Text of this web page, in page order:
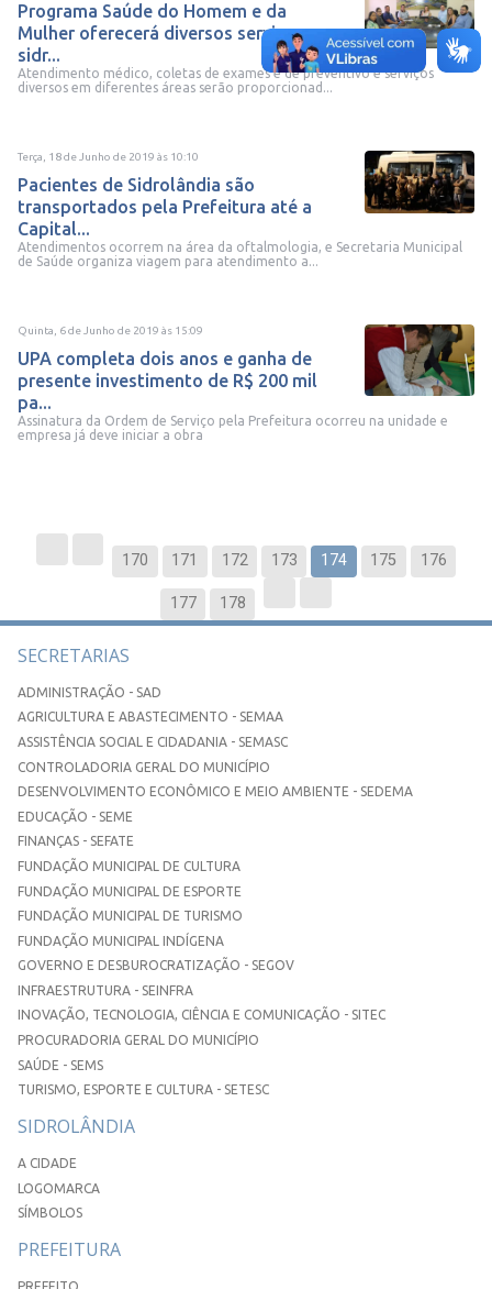
Programa Saúde do Homem e da
Mulher oferecerá diversos serviços aos
sidr...
Atendimento médico, coletas de exames e de preventivo e serviços
diversos em diferentes áreas serão proporcionad...
Terça, 18 de Junho de 2019 às 10:10
Pacientes de Sidrolândia são
transportados pela Prefeitura até a
Capital...
Atendimentos ocorrem na área da oftalmologia, e Secretaria Municipal
de Saúde organiza viagem para atendimento a...
Quinta, 6 de Junho de 2019 às 15:09
UPA completa dois anos e ganha de
presente investimento de R$ 200 mil
pa...
Assinatura da Ordem de Serviço pela Prefeitura ocorreu na unidade e
empresa já deve iniciar a obra
170 171 172 173 174 175 176
177 178
SECRETARIAS
ADMINISTRAÇÃO - SAD
AGRICULTURA E ABASTECIMENTO - SEMAA
ASSISTÊNCIA SOCIAL E CIDADANIA - SEMASC
CONTROLADORIA GERAL DO MUNICÍPIO
DESENVOLVIMENTO ECONÔMICO E MEIO AMBIENTE - SEDEMA
EDUCAÇÃO - SEME
FINANÇAS - SEFATE
FUNDAÇÃO MUNICIPAL DE CULTURA
FUNDAÇÃO MUNICIPAL DE ESPORTE
FUNDAÇÃO MUNICIPAL DE TURISMO
FUNDAÇÃO MUNICIPAL INDÍGENA
GOVERNO E DESBUROCRATIZAÇÃO - SEGOV
INFRAESTRUTURA - SEINFRA
INOVAÇÃO, TECNOLOGIA, CIÊNCIA E COMUNICAÇÃO - SITEC
PROCURADORIA GERAL DO MUNICÍPIO
SAÚDE - SEMS
TURISMO, ESPORTE E CULTURA - SETESC
SIDROLÂNDIA
A CIDADE
LOGOMARCA
SÍMBOLOS
PREFEITURA